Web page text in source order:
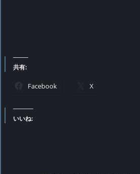
共有:
Facebook X
いいね: